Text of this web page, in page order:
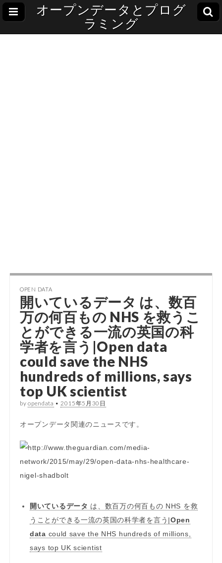
オープンデータとプログ
ラミング
OPEN DATA
開いているデータ は、数百
万の何百もの NHS を救うこ
とができる一流の英国の科
学者を言う|Open data
could save the NHS
hundreds of millions, says
top UK scientist
byopendata • 2015年5月30日
オープンデータ関連のニュースです。
開いているデータ は、数百万の何百もの NHS を救
うことができる一流の英国の科学者を言う|Open
data could save the NHS hundreds of millions,
says top UK scientist